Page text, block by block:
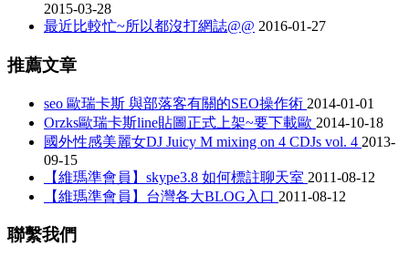
2015-03-28
最近比較忙~所以都沒打網誌@@ 2016-01-27
推薦文章
seo 歐瑞卡斯 與部落客有關的SEO操作術 2014-01-01
Orzks歐瑞卡斯line貼圖正式上架~要下載歐 2014-10-18
國外性感美麗女DJ Juicy M mixing on 4 CDJs vol. 4 2013-
09-15
【維瑪準會員】skype3.8 如何標註聊天室 2011-08-12
【維瑪準會員】台灣各大BLOG入口 2011-08-12
聯繫我們